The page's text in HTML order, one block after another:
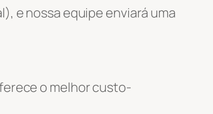
e nossa equipe enviará uma
o melhor custo-